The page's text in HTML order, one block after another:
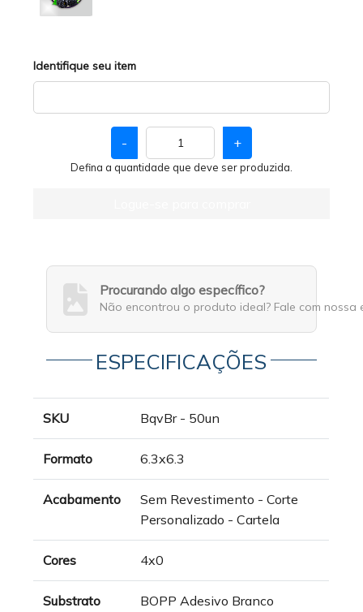
Identifique seu item
- +
Defina a quantidade que deve ser produzida.
Procurando algo específico?
Não encontrou o produto ideal? Fale com nossa
ESPECIFICAÇÕES
SKU BqvBr - 50un
Formato 6.3x6.3
Acabamento
Sem Revestimento - Corte
Personalizado - Cartela
Cores 4x0
Substrato
BOPP Adesivo Branco